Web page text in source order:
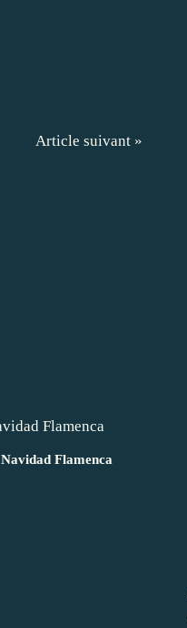
Article suivant »
Navidad Flamenca